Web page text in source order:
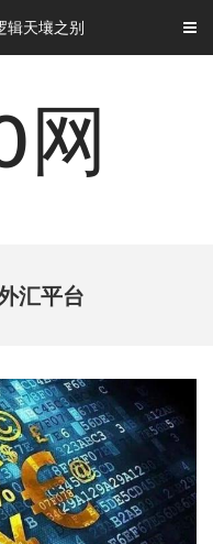
辑天壤之别
网
汇平台